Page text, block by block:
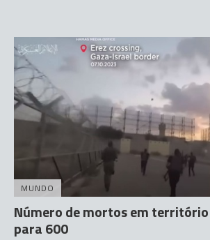
MUNDO
Número de mortos em
para 600